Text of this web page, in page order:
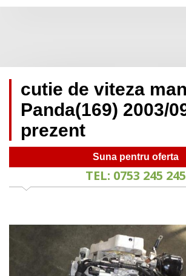
cutie de viteza
Panda(169) 2003/
prezent
Suna pentru oferta
TEL: 0753 245 245